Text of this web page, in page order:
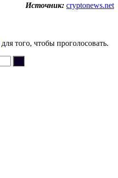
Источник: cryptonews.net
для того, чтобы проголосовать.